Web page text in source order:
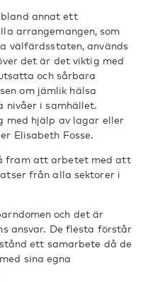
bland annat ett
arrangemangen, som
välfärdsstaten, används
det är det viktig med
och sårbara
om jämlik hälsa
nivåer i samhället.
med hjälp av lagar eller
Elisabeth Fosse.
fram att arbetet med att
från alla sektorer i
och det är
ansvar. De flesta förstår
ett samarbete då de
sina egna